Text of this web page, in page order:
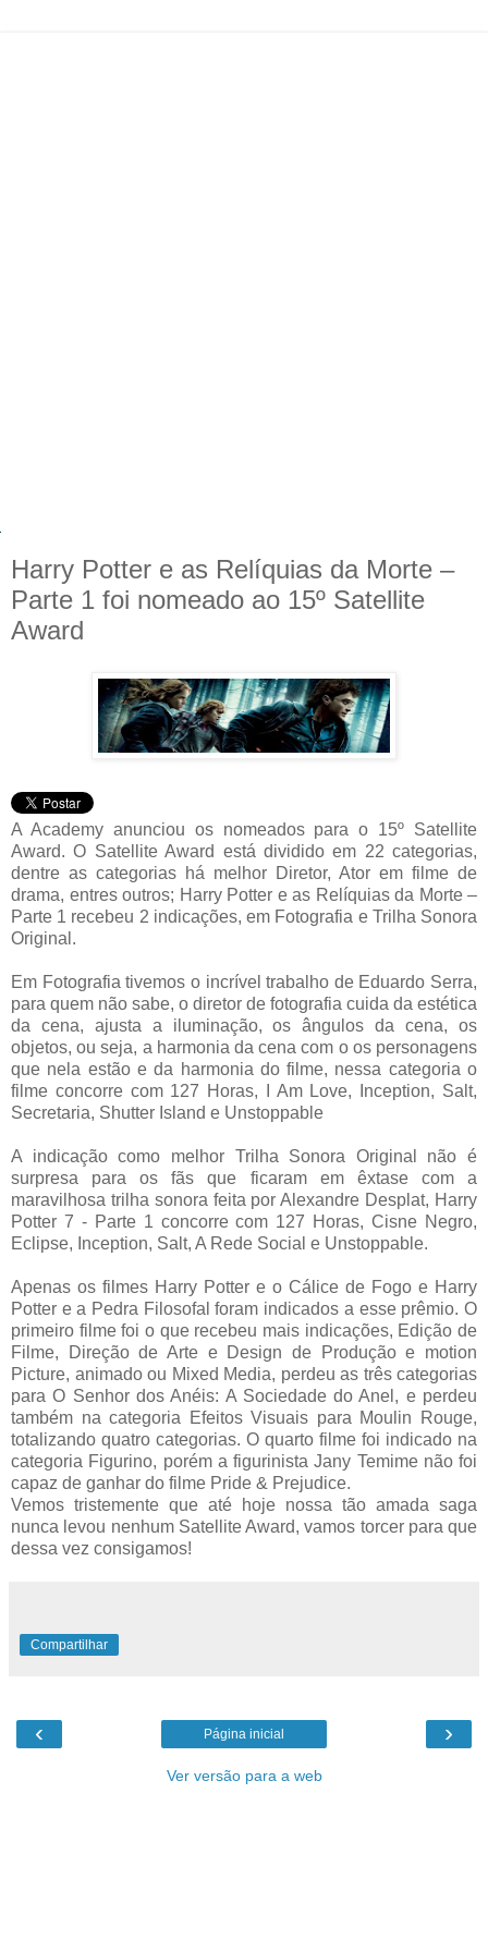
Harry Potter e as Relíquias da Morte –
Parte 1 foi nomeado ao 15º Satellite
Award
A Academy anunciou os nomeados para o 15º Satellite
Award. O Satellite Award está dividido em 22 categorias,
dentre as categorias há melhor Diretor, Ator em filme de
drama, entres outros; Harry Potter e as Relíquias da Morte –
Parte 1 recebeu 2 indicações, em Fotografia e Trilha Sonora
Original.
Em Fotografia tivemos o incrível trabalho de Eduardo Serra,
para quem não sabe, o diretor de fotografia cuida da estética
da cena, ajusta a iluminação, os ângulos da cena, os
objetos, ou seja, a harmonia da cena com o os personagens
que nela estão e da harmonia do filme, nessa categoria o
filme concorre com 127 Horas, I Am Love, Inception, Salt,
Secretaria, Shutter Island e Unstoppable
A indicação como melhor Trilha Sonora Original não é
surpresa para os fãs que ficaram em êxtase com a
maravilhosa trilha sonora feita por Alexandre Desplat, Harry
Potter 7 - Parte 1 concorre com 127 Horas, Cisne Negro,
Eclipse, Inception, Salt, A Rede Social e Unstoppable.
Apenas os filmes Harry Potter e o Cálice de Fogo e Harry
Potter e a Pedra Filosofal foram indicados a esse prêmio. O
primeiro filme foi o que recebeu mais indicações, Edição de
Filme, Direção de Arte e Design de Produção e motion
Picture, animado ou Mixed Media, perdeu as três categorias
para O Senhor dos Anéis: A Sociedade do Anel, e perdeu
também na categoria Efeitos Visuais para Moulin Rouge,
totalizando quatro categorias. O quarto filme foi indicado na
categoria Figurino, porém a figurinista Jany Temime não foi
capaz de ganhar do filme Pride & Prejudice.
Vemos tristemente que até hoje nossa tão amada saga
nunca levou nenhum Satellite Award, vamos torcer para que
dessa vez consigamos!
Compartilhar
‹ ›
Página inicial
Ver versão para a web